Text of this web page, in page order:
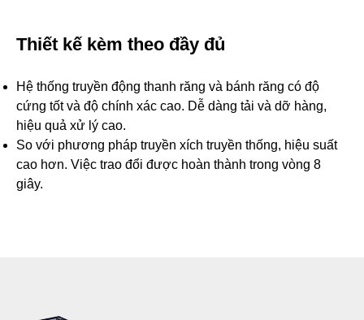
Thiết kế kèm theo đầy đủ
Hệ thống truyền động thanh răng và bánh răng có độ
cứng tốt và độ chính xác cao. Dễ dàng tải và dỡ hàng,
hiệu quả xử lý cao.
So với phương pháp truyền xích truyền thống, hiệu suất
cao hơn. Việc trao đổi được hoàn thành trong vòng 8
giây.